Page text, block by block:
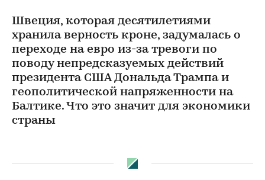
Швеция, которая десятилетиями
хранила верность кроне, задумалась о
переходе на евро из-за тревоги по
поводу непредсказуемых действий
президента США Дональда Трампа и
геополитической напряженности на
Балтике. Что это значит для экономики
страны